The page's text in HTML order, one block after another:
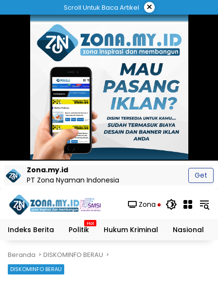
ke
Scroll Untuk Baca Artikel ×
Zona.my.id
PT Zona Nyaman Indonesia
Get
Zona
Indeks Berita Politik Hukum Kriminal Nasional
Beranda DISKOMINFO BERAU
DISKOMINFO BERAU